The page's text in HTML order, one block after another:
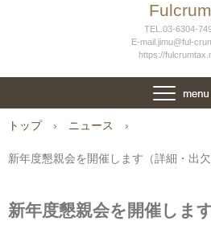
Fulcrum
TEL.03-6304-
E-mail.jimu@ful-
https://
トップ › ニュース ›
新年度懇親会を開催します（詳細・出欠
新年度懇親会を開催しま